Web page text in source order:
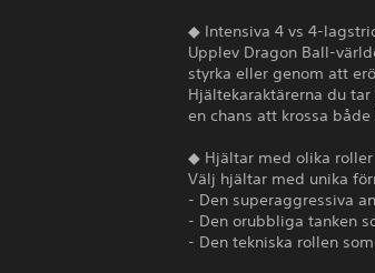
◆ Intensiva 4 vs 4-
Upplev Dragon Ball-
styrka eller genom att
Hjältekaraktärerna du
en chans att krossa
◆ Hjältar med olika roller
Välj hjältar med unika
- Den superaggressiva
- Den orubbliga tanken
- Den tekniska rollen